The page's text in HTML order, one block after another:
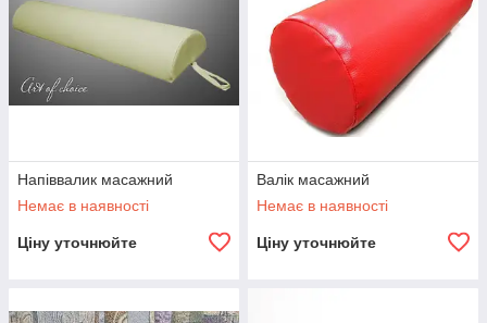
Напіввалик масажний
Немає в наявності
Ціну уточнюйте
Валік масажний
Немає в наявності
Ціну уточнюйте